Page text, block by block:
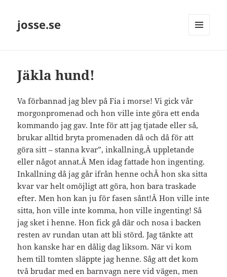
josse.se
Jäkla hund!
Va förbannad jag blev på Fia i morse! Vi gick vår
morgonpromenad och hon ville inte göra ett enda
kommando jag gav. Inte för att jag tjatade eller så,
brukar alltid bryta promenaden då och då för att
göra sitt – stanna kvar”, inkallning,Â uppletande
eller något annat.Â Men idag fattade hon ingenting.
Inkallning då jag går ifrån henne ochÂ hon ska sitta
kvar var helt omöjligt att göra, hon bara traskade
efter. Men hon kan ju för fasen sånt!Â Hon ville inte
sitta, hon ville inte komma, hon ville ingenting! Så
jag sket i henne. Hon fick gå där och nosa i backen
resten av rundan utan att bli störd. Jag tänkte att
hon kanske har en dålig dag liksom. När vi kom
hem till tomten släppte jag henne. Såg att det kom
två brudar med en barnvagn nere vid vägen, men